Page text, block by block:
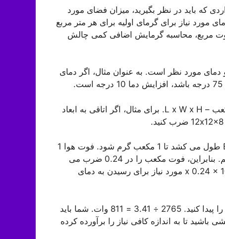
که باید در نظر بگیرید، میزان فضای مورد
مورد نیاز برای گرمای اولیه برای هر متر مربع
بسیار ساده است؛ 10 وات توان گرمایش در هر 1 فوت مربع، محاسبه گرمایش اضافی کمی چالش
دمای مورد نظر است. به عنوان مثال، اگر دمای
نه فوت مربع، بلکه متراژ مکعب – L x W x H. برای مثال، اگر اتاقی به ابعاد
محاسبه BTU های مورد نیاز برای افزایش دما: 0.24 BTU طول می کشد تا 1 مکعب گرم شود. فوت هوا 1
درجه. در مثال ما می خواهیم دما را 10 درجه افزایش دهیم. بنابراین، فوت مکعب را در 0.24 ضرب می
کنیم، برابر افزایش دما (10 درجه). 1152 x 0.24 x 10 = 2765 BTU مورد نیاز برای رسیدن به دمای
BTU ها را بر 3.41 تقسیم کنید تا وات را پیدا کنید. 2765 ÷ 3.41 = 811 وات. شما باید
811 وات قدرت گرمایشی باشید تا به اندازه کافی نیاز را برآورده کرده